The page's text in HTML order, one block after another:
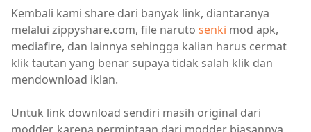
Kembali kami share dari banyak link, diantaranya
melalui zippyshare.com, file naruto senki mod apk,
mediafire, dan lainnya sehingga kalian harus cermat
klik tautan yang benar supaya tidak salah klik dan
mendownload iklan.
Untuk link download sendiri masih original dari